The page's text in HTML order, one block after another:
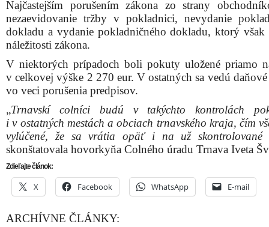
Najčastejším porušením zákona zo strany